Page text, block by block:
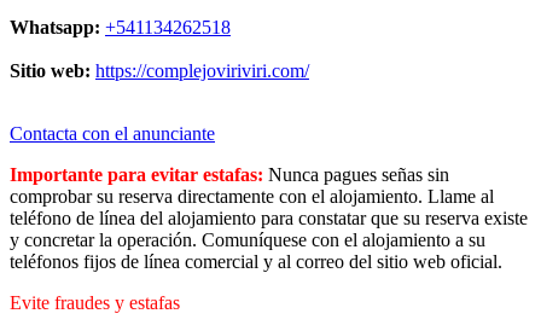
Whatsapp: +541134262518
Sitio web: https://complejoviriviri.com/
Contacta con el anunciante
Importante para evitar estafas: Nunca pagues señas sin
comprobar su reserva directamente con el alojamiento. Llame al
teléfono de línea del alojamiento para constatar que su reserva existe
y concretar la operación. Comuníquese con el alojamiento a su
teléfonos fijos de línea comercial y al correo del sitio web oficial.
Evite fraudes y estafas